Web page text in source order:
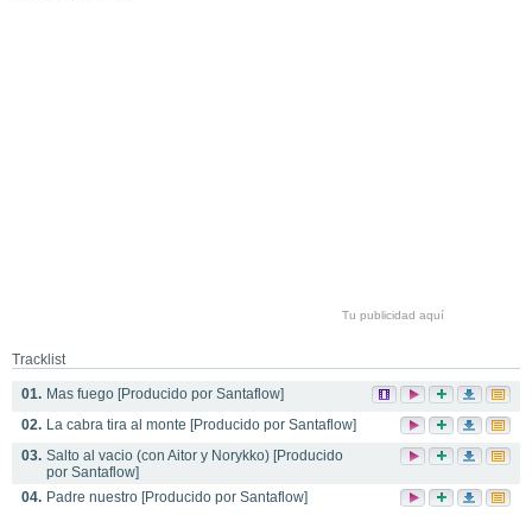
Tu publicidad aquí
Tracklist
01. Mas fuego [Producido por Santaflow]
02. La cabra tira al monte [Producido por Santaflow]
03. Salto al vacio (con Aitor y Norykko) [Producido
por Santaflow]
04. Padre nuestro [Producido por Santaflow]